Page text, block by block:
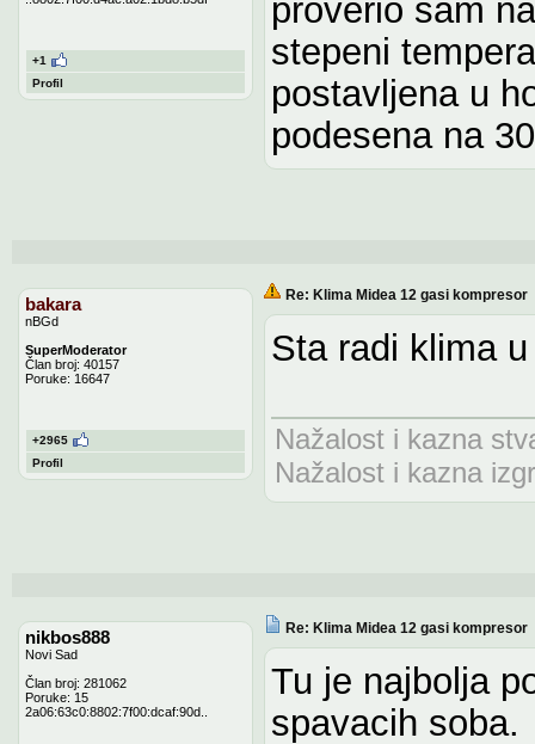
+1
Profil
proverio sam
stepeni
postavljena u
podesena na
bakara
nBGd
SuperModerator
Član broj: 40157
Poruke: 16647
+2965
Profil
Re: Klima Midea 12 gasi kompresor
Sta radi klima
Nažalost i kazna
Nažalost i kazna
nikbos888
Novi Sad
Član broj: 281062
Poruke: 15
2a06:63c0:8802:7f00:dcaf:90d..
Re: Klima Midea 12 gasi kompresor
Tu je najbolja
spavacih soba.